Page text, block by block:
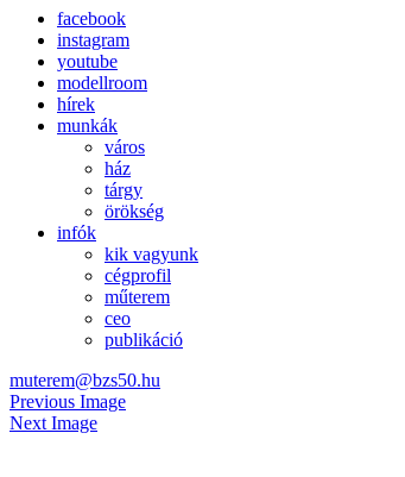
facebook
instagram
youtube
modellroom
hírek
munkák
város
ház
tárgy
örökség
infók
kik vagyunk
cégprofil
műterem
ceo
publikáció
muterem@bzs50.hu
Previous Image
Next Image